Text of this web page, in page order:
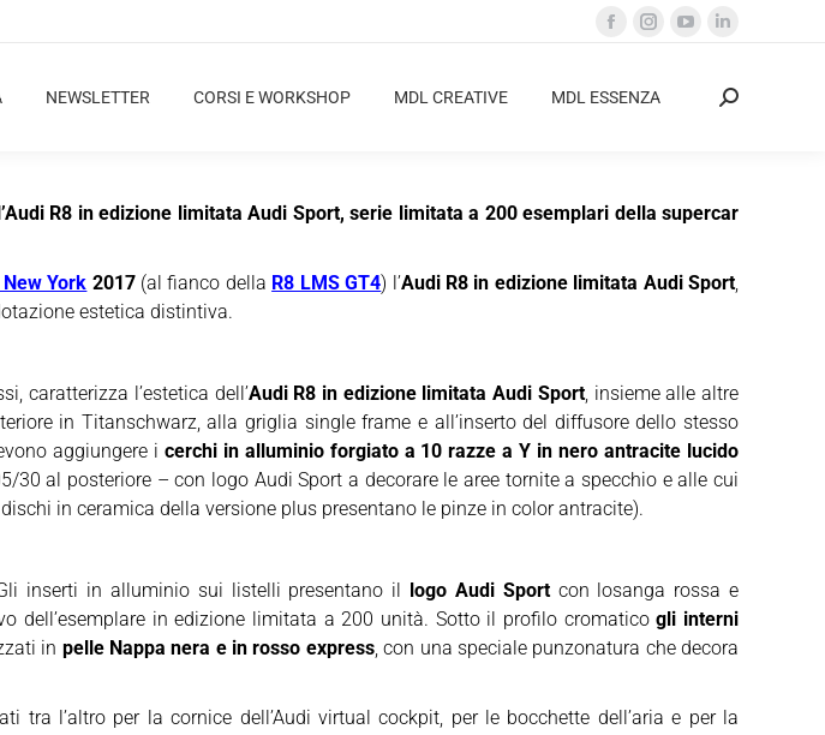
Facebook
opens
Instagram
opens
YouTube
opens
Linkedin
opens
NEWSLETTER CORSI E WORKSHOP MDL CREATIVE MDL ESSENZA Cerca:
R8 in edizione limitata Audi Sport, serie limitata a 200 esemplari della supercar
York 2017 (al fianco della R8 LMS GT4) l’Audi R8 in edizione limitata Audi Sport,
estetica distintiva.
caratterizza l’estetica dell’Audi R8 in edizione limitata Audi Sport, insieme alle altre
in Titanschwarz, alla griglia single frame e all’inserto del diffusore dello stesso
aggiungere i cerchi in alluminio forgiato a 10 razze a Y in nero antracite lucido
al posteriore – con logo Audi Sport a decorare le aree tornite a specchio e alle cui
in ceramica della versione plus presentano le pinze in color antracite).
inserti in alluminio sui listelli presentano il logo Audi Sportcon losanga rossa e
dell’esemplare in edizione limitata a 200 unità. Sotto il profilo cromaticogli interni
in pelle Nappa nera e in rosso express, con una speciale punzonatura che decora
tra l’altro per la cornice dell’Audi virtual cockpit, per le bocchette dell’aria e per la